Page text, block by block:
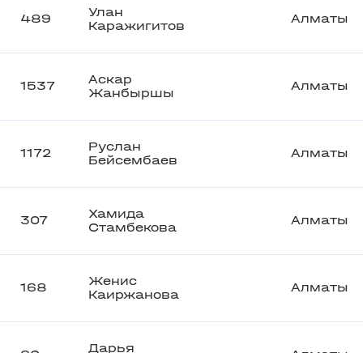
489
Улан
Каражигитов
Алматы
1537
Аскар
Жанбыршы
Алматы
1172
Руслан
Бейсембаев
Алматы
307
Хамида
Стамбекова
Алматы
168
Женис
Каиржанова
Алматы
Дарья